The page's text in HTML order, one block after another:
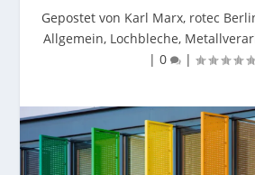
Gepostet von Karl Marx, rotec
Allgemein, Lochbleche,
| 0 |